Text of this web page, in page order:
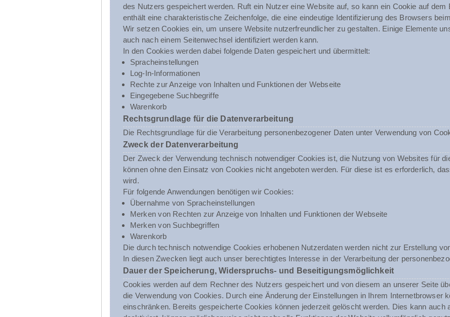
des Nutzers gespeichert werden. Ruft ein Nutzer eine Website auf, so kann ein Cookie auf
enthält eine charakteristische Zeichenfolge, die eine eindeutige Identifizierung des Browsers
Wir setzen Cookies ein, um unsere Website nutzerfreundlicher zu gestalten. Einige Elemente
auch nach einem Seitenwechsel identifiziert werden kann.
In den Cookies werden dabei folgende Daten gespeichert und übermittelt:
Spracheinstellungen
Log-In-Informationen
Rechte zur Anzeige von Inhalten und Funktionen der Webseite
Eingegebene Suchbegriffe
Warenkorb
Rechtsgrundlage für die Datenverarbeitung
Die Rechtsgrundlage für die Verarbeitung personenbezogener Daten unter Verwendung von
Zweck der Datenverarbeitung
Der Zweck der Verwendung technisch notwendiger Cookies ist, die Nutzung von Websites für
können ohne den Einsatz von Cookies nicht angeboten werden. Für diese ist es erforderlich,
wird.
Für folgende Anwendungen benötigen wir Cookies:
Übernahme von Spracheinstellungen
Merken von Rechten zur Anzeige von Inhalten und Funktionen der Webseite
Merken von Suchbegriffen
Warenkorb
Die durch technisch notwendige Cookies erhobenen Nutzerdaten werden nicht zur Erstellung
In diesen Zwecken liegt auch unser berechtigtes Interesse in der Verarbeitung der
Dauer der Speicherung, Widerspruchs- und Beseitigungsmöglichkeit
Cookies werden auf dem Rechner des Nutzers gespeichert und von diesem an unserer Seite
die Verwendung von Cookies. Durch eine Änderung der Einstellungen in Ihrem Internetbrowser
einschränken. Bereits gespeicherte Cookies können jederzeit gelöscht werden. Dies kann